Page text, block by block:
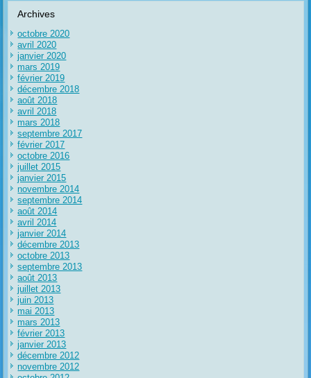
Archives
octobre 2020
avril 2020
janvier 2020
mars 2019
février 2019
décembre 2018
août 2018
avril 2018
mars 2018
septembre 2017
février 2017
octobre 2016
juillet 2015
janvier 2015
novembre 2014
septembre 2014
août 2014
avril 2014
janvier 2014
décembre 2013
octobre 2013
septembre 2013
août 2013
juillet 2013
juin 2013
mai 2013
mars 2013
février 2013
janvier 2013
décembre 2012
novembre 2012